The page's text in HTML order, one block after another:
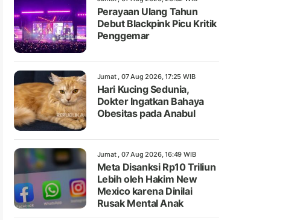
Perayaan Ulang Tahun
Debut Blackpink Picu Kritik
Penggemar
Jumat , 07 Aug 2026, 17:25 WIB
Hari Kucing Sedunia,
Dokter Ingatkan Bahaya
Obesitas pada Anabul
Jumat , 07 Aug 2026, 16:49 WIB
Meta Disanksi Rp10 Triliun
Lebih oleh Hakim New
Mexico karena Dinilai
Rusak Mental Anak